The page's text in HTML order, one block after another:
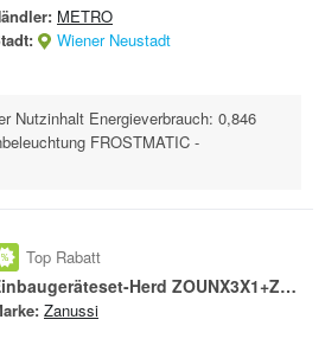
METRO
Wiener Neustadt
Nutzinhalt Energieverbrauch: 0,846
FROSTMATIC -
Top Rabatt
Einbaugeräteset-Herd ZOUNX3X1+ZHDN640X
Zanussi